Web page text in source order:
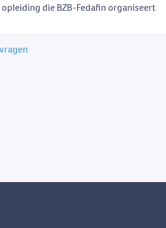
opleiding die BZB-Fedafin organiseert